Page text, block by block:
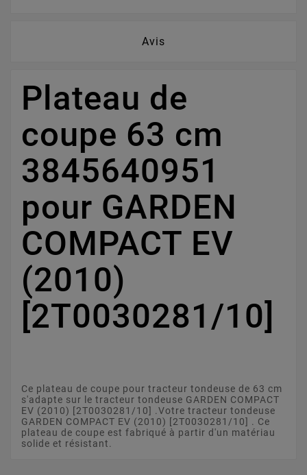
Avis
Plateau de
coupe 63 cm
3845640951
pour GARDEN
COMPACT EV
(2010)
[2T0030281/10]
Ce plateau de coupe pour tracteur tondeuse de 63 cm
s'adapte sur le tracteur tondeuse GARDEN COMPACT
EV (2010) [2T0030281/10] .Votre tracteur tondeuse
GARDEN COMPACT EV (2010) [2T0030281/10] . Ce
plateau de coupe est fabriqué à partir d'un matériau
solide et résistant.